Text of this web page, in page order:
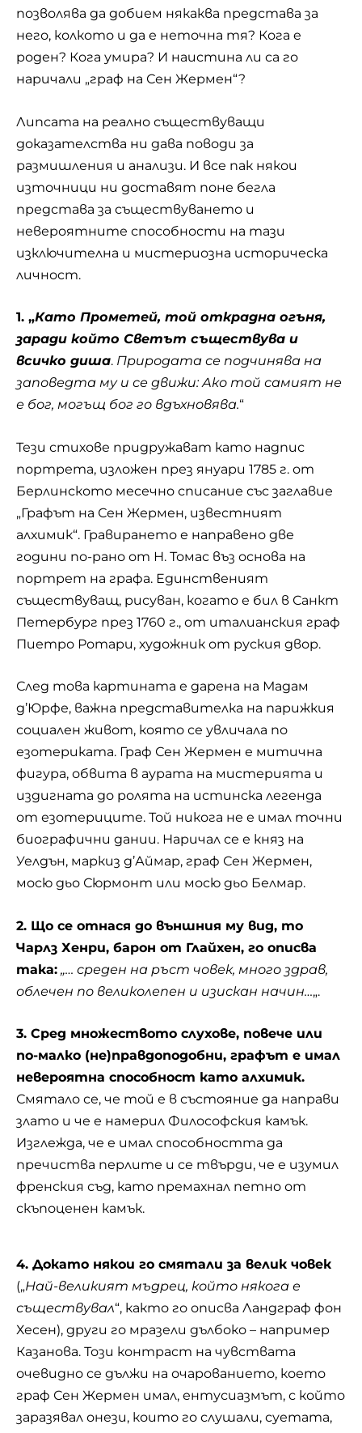
позволява да добием някаква представа за
него, колкото и да е неточна тя? Кога e
роден? Кога умира? И наистина ли са го
наричали „граф на Сен Жермен“?
Липсата на реално съществуващи
доказателства ни дава поводи за
размишления и анализи. И все пак някои
източници ни доставят поне бегла
представа за съществуването и
невероятните способности на тази
изключителна и мистериозна историческа
личност.
1. „Като Прометей, той открадна огъня,
заради който Светът съществува и
всичко диша. Природата се подчинява на
заповедта му и се движи: Ако той самият не
е бог, могъщ бог го вдъхновява.“
Тези стихове придружават като надпис
портрета, изложен през януари 1785 г. от
Берлинското месечно списание със заглавие
„Графът на Сен Жермен, известният
алхимик“. Гравирането е направено две
години по-рано от Н. Томас въз основа на
портрет на графа. Единственият
съществуващ, рисуван, когато е бил в Санкт
Петербург през 1760 г., от италианския граф
Пиетро Ротари, художник от руския двор.
След това картината е дарена на Мадам
д’Юрфе, важна представителка на парижкия
социален живот, която се увличала по
езотериката. Граф Сен Жермен е митична
фигура, обвита в аурата на мистерията и
издигната до ролята на истинска легенда
от езотериците. Той никога не е имал точни
биографични дании. Наричал се е княз на
Уелдън, маркиз д’Аймар, граф Сен Жермен,
мосю дьо Сюрмонт или мосю дьо Белмар.
2. Що се отнася до външния му вид, то
Чарлз Хенри, барон от Глайхен, го описва
така: „… среден на ръст човек, много здрав,
облечен по великолепен и изискан начин…„.
3. Сред множеството слухове, повече или
по-малко (не)правдоподобни, графът е имал
невероятна способност като алхимик.
Смятало се, че той е в състояние да направи
злато и че е намерил Философския камък.
Изглежда, че е имал способността да
пречиства перлите и се твърди, че е изумил
френския съд, като премахнал петно ​​от
скъпоценен камък.
4. Докато някои го смятали за велик човек
(„Най-великият мъдрец, който някога е
съществувал“, както го описва Ландграф фон
Хесен), други го мразели дълбоко – например
Казанова. Този контраст на чувствата
очевидно се дължи на очарованието, което
граф Сен Жермен имал, ентусиазмът, с който
заразявал онези, които го слушали, суетата,